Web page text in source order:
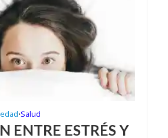
•Salud
ENTRE ESTRÉS Y